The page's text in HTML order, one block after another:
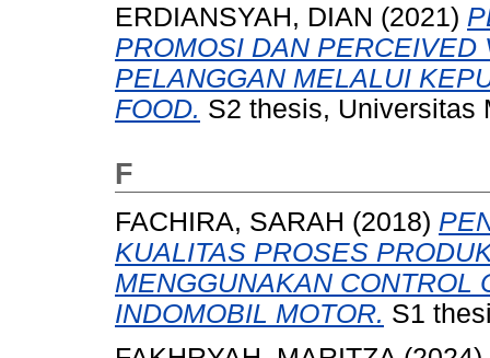
ERDIANSYAH, DIAN (2021)
PROMOSI DAN PERCEIVED
PELANGGAN MELALUI
FOOD. S2 thesis, Universitas
F
FACHIRA, SARAH (2018)
KUALITAS PROSES
MENGGUNAKAN CONTROL
INDOMOBIL MOTOR. S1